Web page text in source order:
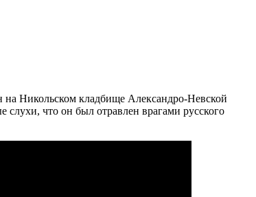
Никольском кладбище Александро-Невской
что он был отравлен врагами русского